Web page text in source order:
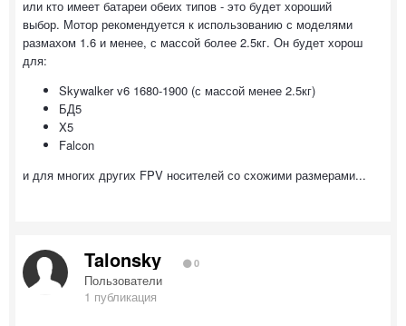
или кто имеет батареи обеих типов - это будет хороший
выбор. Мотор рекомендуется к использованию с моделями
размахом 1.6 и менее, с массой более 2.5кг. Он будет хорош
для:
Skywalker v6 1680-1900 (с массой менее 2.5кг)
БД5
X5
Falcon
и для многих других FPV носителей со схожими размерами...
Talonsky 0
Пользователи
1 публикация